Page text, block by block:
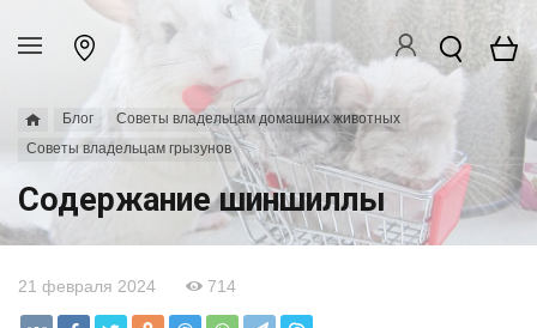
Блог
Советы владельцам домашних животных
Советы владельцам грызунов
Содержание шиншиллы
21 февраля 2024 714